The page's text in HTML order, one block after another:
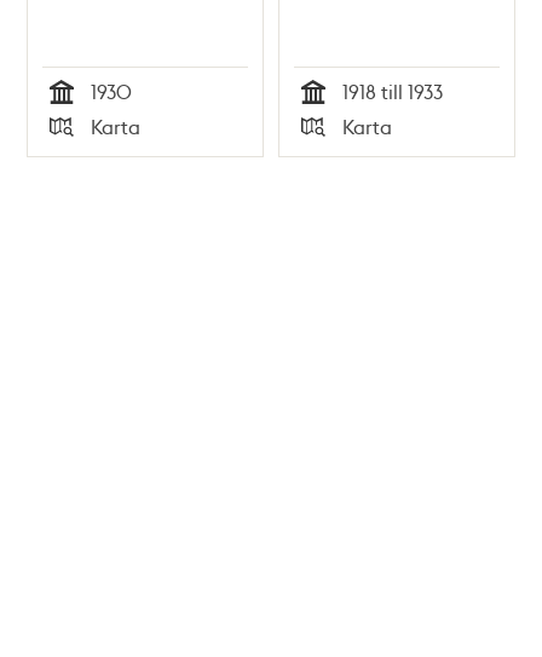
Tid
1930
Typ
Karta Tid
1918 till 1933
Typ
Karta